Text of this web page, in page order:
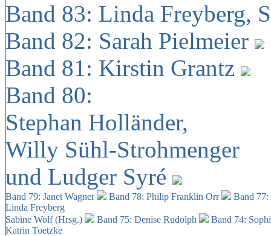
Band 83: Linda Freyberg,
Band 82: Sarah Pielmeier
Band 81: Kirstin Grantz
Band 80:
Stephan Holländer,
Willy Sühl-Strohmenger
und Ludger Syré
Band 79: Janet Wagner Band 78: Philip Franklin Orr
Band
Linda Freyberg
Sabine Wolf (Hrsg.)
Band 75: Denise Rudolph
Band 74:
Katrin Toetzke